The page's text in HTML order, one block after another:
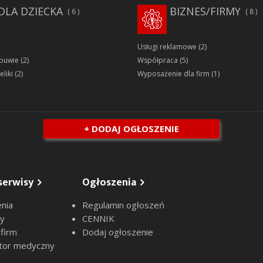
6
DZIECKA
(2)
(2)
8
BIZNES/FIRMY
Usługi reklamowe (2)
Współpraca (5)
Wyposażenie dla firm (1)
+ DODAJ OGŁOSZENIE
medyczny
Ogłoszenia
Regulamin ogłoszeń
CENNIK
Dodaj ogłoszenie